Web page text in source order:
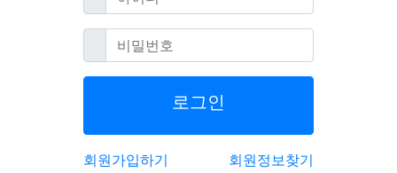
비밀번호필수
로그인
회원가입하기 회원정보찾기